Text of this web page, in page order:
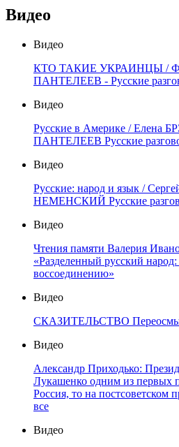
Видео
Видео
КТО ТАКИЕ УКРАИНЦЫ /
ПАНТЕЛЕЕВ - Русские
Видео
Русские в Америке / Елена
ПАНТЕЛЕЕВ Русские
Видео
Русские: народ и язык /
НЕМЕНСКИЙ Русские
Видео
Чтения памяти Валерия
«Разделенный русский
воссоединению»
Видео
СКАЗИТЕЛЬСТВО
Видео
Александр Приходько:
Лукашенко одним из первых
Россия, то на постсоветском
все
Видео